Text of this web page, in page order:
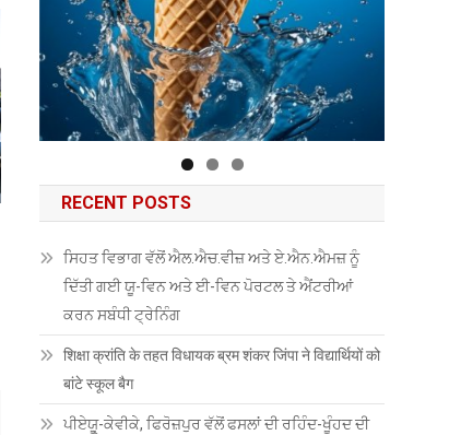
RECENT POSTS
ਸਿਹਤ ਵਿਭਾਗ ਵੱਲੋਂ ਐਲ.ਐਚ.ਵੀਜ਼ ਅਤੇ ਏ.ਐਨ.ਐਮਜ਼ ਨੂੰ
ਦਿੱਤੀ ਗਈ ਯੂ-ਵਿਨ ਅਤੇ ਈ-ਵਿਨ ਪੋਰਟਲ ਤੇ ਐਂਟਰੀਆਂ
ਕਰਨ ਸਬੰਧੀ ਟ੍ਰੇਨਿੰਗ
शिक्षा क्रांति के तहत विधायक ब्रम शंकर जिंपा ने विद्यार्थियों को
बांटे स्कूल बैग
ਪੀਏਯੂੑ-ਕੇਵੀਕੇ, ਫਿਰੋਜ਼ਪੁਰ ਵੱਲੋਂ ਫਸਲਾਂ ਦੀ ਰਹਿੰਦ-ਖੂੰਹਦ ਦੀ